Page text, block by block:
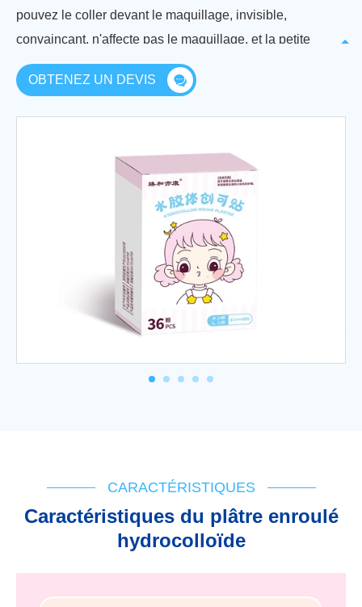
pouvez le coller devant le maquillage, invisible,
convaincant, n'affecte pas le maquillage, et la petite
main "varicelle" vous donnera également une peau
propre et impeccable.
OBTENEZ UN DEVIS
CARACTÉRISTIQUES
Caractéristiques du plâtre enroulé
hydrocolloïde